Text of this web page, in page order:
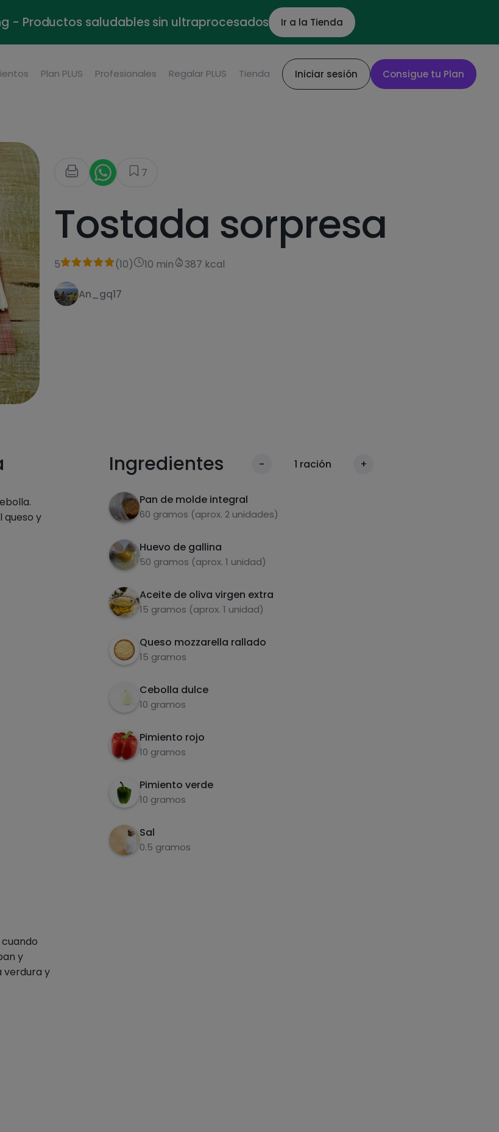
- Productos saludables sin ultraprocesados Ir a la Tienda
Plan PLUS Profesionales Regalar PLUS Tienda Iniciar sesión Consigue tu Plan
7
Tostada sorpresa
5 (10) 10 min 387 kcal
An_gq17
queso y
y
verdura y
Ingredientes - 1 ración +
Pan de molde integral
60 gramos (aprox. 2 unidades)
Huevo de gallina
50 gramos (aprox. 1 unidad)
Aceite de oliva virgen extra
15 gramos (aprox. 1 unidad)
Queso mozzarella rallado
15 gramos
Cebolla dulce
10 gramos
Pimiento rojo
10 gramos
Pimiento verde
10 gramos
Sal
0.5 gramos